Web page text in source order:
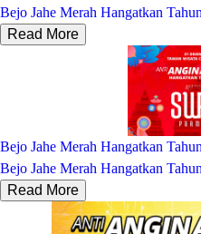
Bejo Jahe Merah Hangatkan
Read More
Bejo Jahe Merah Hangatkan
Bejo Jahe Merah Hangatkan
Read More